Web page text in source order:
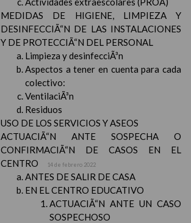
MEDIDAS DE HIGIENE, LIMPIEZA Y
DESINFECCIÃ“N DE LAS INSTALACIONES
Y DE PROTECCIÃ“N DEL PERSONAL
Limpieza y desinfecciÃ³n
Aspectos a tener en cuenta para cada
colectivo:
VentilaciÃ³n
Residuos
USO DE LOS SERVICIOS Y ASEOS
ACTUACIÃ“N ANTE SOSPECHA O
CONFIRMACIÃ“N DE CASOS EN EL
CENTRO
14 de febrero 2022
ANTES DE SALIR DE CASA
EN EL CENTRO EDUCATIVO
ACTUACIÃ“N ANTE UN CASO
SOSPECHOSO